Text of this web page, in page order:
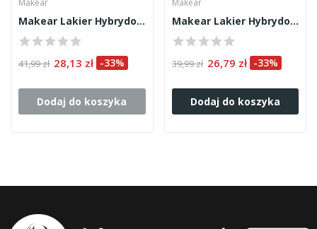
Makear Lakier Hybrydowy S49 8ml
41,99 zł 28,13 zł -33%
Dodaj do koszyka
Makear Lakier Hybrydowy 628 8ml
39,99 zł 26,79 zł -33%
Dodaj do koszyka